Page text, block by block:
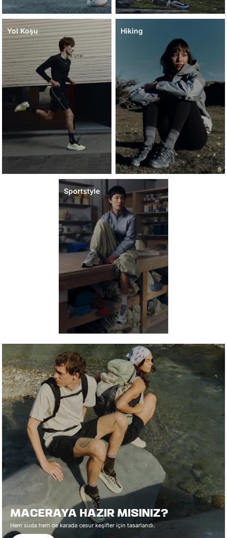
Yol Koşu Hiking
Sportstyle
MACERAYA HAZIR MISINIZ?
Hem suda hem de karada cesur keşifler için tasarlandı.